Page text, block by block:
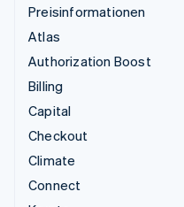
Preisinformationen
Atlas
Authorization Boost
Billing
Capital
Checkout
Climate
Connect